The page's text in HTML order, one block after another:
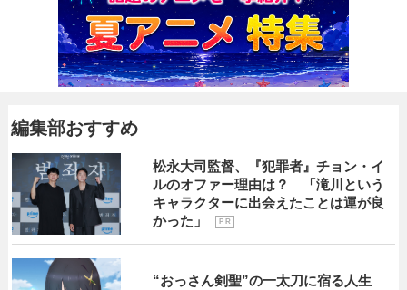
編集部おすすめ
松永大司監督、『犯罪者』チョン・イ
ルのオファー理由は？ 「滝川という
キャラクターに出会えたことは運が良
かった」
P R
“おっさん剣聖”の一太刀に宿る人生